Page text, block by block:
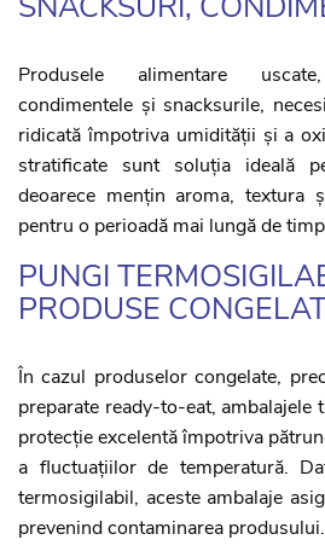
Produsele alimentare
condimentele și snacksurile,
ridicată împotriva umidității și a
stratificate sunt soluția ideală
deoarece mențin aroma, textura
pentru o perioadă mai lungă de
PUNGI
PRODUSE
În cazul produselor congelate,
preparate ready-to-eat,
protecție excelentă împotriva
a fluctuațiilor de temperatură.
termosigilabil, aceste ambalaje
prevenind contaminarea produsului.